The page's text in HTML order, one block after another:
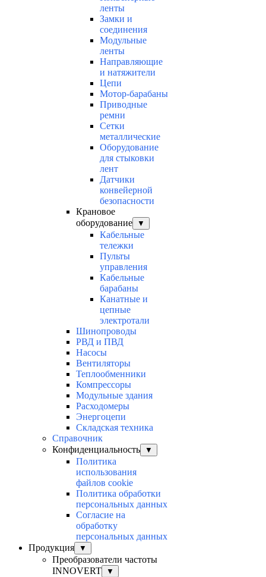
ленты
Замки и
соединения
Модульные
ленты
Направляющие
и натяжители
Цепи
Мотор-барабаны
Приводные
ремни
Сетки
металлические
Оборудование
для стыковки
лент
Датчики
конвейерной
безопасности
Крановое
оборудование
▼
Кабельные
тележки
Пульты
управления
Кабельные
барабаны
Канатные и
цепные
электротали
Шинопроводы
РВД и ПВД
Насосы
Вентиляторы
Теплообменники
Компрессоры
Модульные здания
Расходомеры
Энергоцепи
Складская техника
Справочник
Конфиденциальность
▼
Политика
использования
файлов cookie
Политика обработки
персональных данных
Согласие на
обработку
персональных данных
Продукция
▼
Преобразователи частоты
INNOVERT
▼